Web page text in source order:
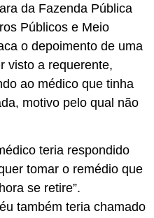
da Fazenda Pública
Públicos e Meio
o depoimento de uma
visto a requerente,
ao médico que tinha
motivo pelo qual não
teria respondido
tomar o remédio que
se retire”.
também teria chamado